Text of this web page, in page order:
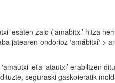
esaten zaio (‘amabitxi’ hitza
jatearen ondorioz ‘amábitxí‘ >
eta ‘atautxi’ erabiltzen
dituzte, seguraski gaskoieratik